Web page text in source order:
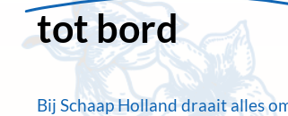
tot bord
Bij Schaap Holland draait alles